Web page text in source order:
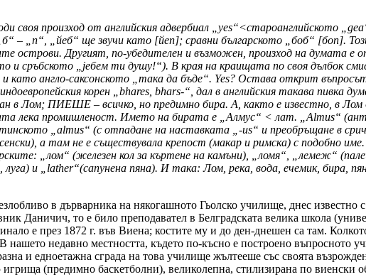
своя произход от английския адвербиал „yes“<староанглийското
– „п“, „йеб“ ще звучи като [йеп]; сравни българското „боб“ [боп].
острови. Другият, по-убедителен и възможен, произход на думата е
и сръбското „jебем ти душу!“). В края на краищата по своя дълбок
и като англо-саксонското „така да бъде“. Yes? Остава открит
корен „bhares, bhars-“, дал в английския такава пивка
в Лом; ПИЕШЕ – всичко, но предимно бира. А, както е известно, в Лом
лека промишленост. Името на бирата е „Алмус“ < лат. „Almus“
„аlmus“ (с отпадане на наставката „-us“ и преобръщане в
а там не е съществувала крепост (макар и римска) с подобно
„лом“ (железен кол за къртене на камъни), „ломя“, „лемеж“
луга) и „lather“(сапунена пяна). И така: Лом, река, вода, ечемик,
в дърварника на някогашното Гьолско училище, днес известно
Даничич, то е било преподавател в Белградската велика школа
е през 1872 г. във Виена; костите му и до ден-днешен са там.
нашето недавно местността, където по-късно е построено въпросното
и едноетажна сграда на това училище жълтееше със своята
(предимно баскетболни), великолепна, стилизирана по виенски